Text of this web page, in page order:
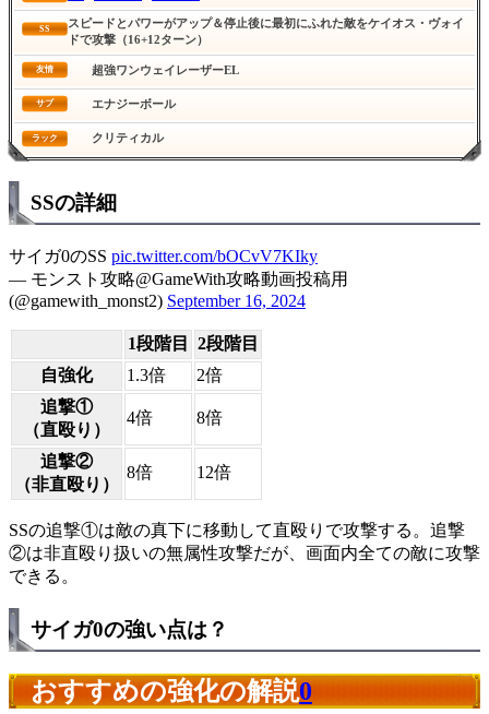
SS
スピードとパワーがアップ＆停止後に最初にふれた敵をケイオス・ヴォイ
ドで攻撃（16+12ターン）
友情 超強ワンウェイレーザーEL
サブ エナジーボール
ラック クリティカル
SSの詳細
サイガ0のSS pic.twitter.com/bOCvV7KIky
— モンスト攻略@GameWith攻略動画投稿用
(@gamewith_monst2) September 16, 2024
1段階目
2段階目
自強化
1.3倍
2倍
追撃①
（直殴り）
4倍 8倍
追撃②
（非直殴り）
8倍 12倍
SSの追撃①は敵の真下に移動して直殴りで攻撃する。追撃
②は非直殴り扱いの無属性攻撃だが、画面内全ての敵に攻撃
できる。
サイガ0の強い点は？
おすすめの強化の解説0